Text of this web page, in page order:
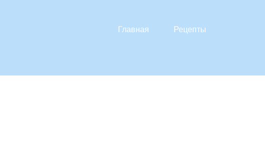
Главная Рецепты